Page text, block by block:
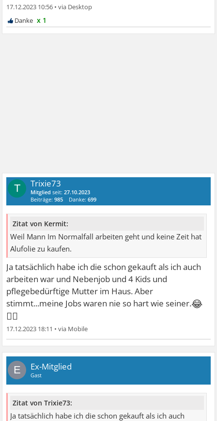
17.12.2023 10:56 •
x 1
T Trixie73
Mitglied seit:27.10.2023
Beiträge:985 Danke:699
Zitat von Kermit:
Weil Mann Im Normalfall arbeiten geht und keine Zeit hat
Alufolie zu kaufen.
Ja tatsächlich habe ich die schon gekauft als ich auch
arbeiten war und Nebenjob und 4 Kids und
pflegebedürftige Mutter im Haus. Aber
stimmt...meine Jobs waren nie so hart wie seiner.😂
👍🏼
17.12.2023 18:11 •
E Ex-Mitglied
Gast
Zitat von Trixie73:
Ja tatsächlich habe ich die schon gekauft als ich auch